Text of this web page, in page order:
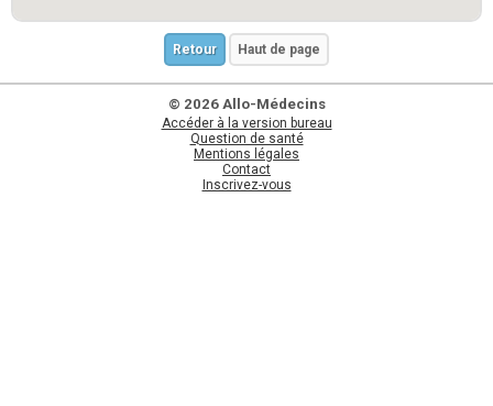
Retour Haut de page
© 2026 Allo-Médecins
Accéder à la version bureau
Question de santé
Mentions légales
Contact
Inscrivez-vous